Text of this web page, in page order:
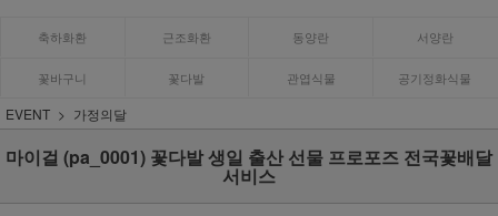
축하화환 근조화환 동양란 서양란
꽃바구니 꽃다발 관엽식물 공기정화식물
EVENT 가정의달
마이걸 (pa_0001) 꽃다발 생일 출산 선물 프로포즈 전국꽃배달
서비스